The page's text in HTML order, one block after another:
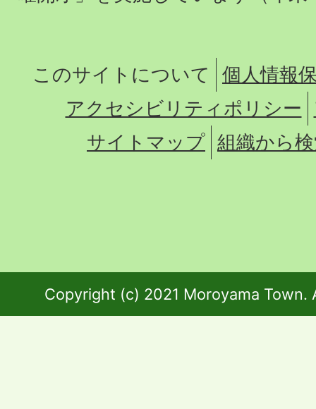
このサイトについて
個人情報
アクセシビリティポリシー
サイトマップ 組織から
Copyright (c) 2021 Moroyama Town.